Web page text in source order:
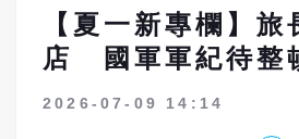
【夏一新專欄】旅
店 國軍軍紀待整
2026-07-09 14:14